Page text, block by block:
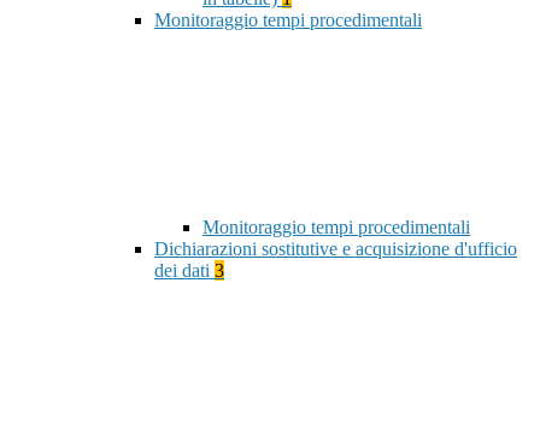
Monitoraggio tempi procedimentali
Monitoraggio tempi procedimentali
Dichiarazioni sostitutive e acquisizione d'ufficio
dei dati 3